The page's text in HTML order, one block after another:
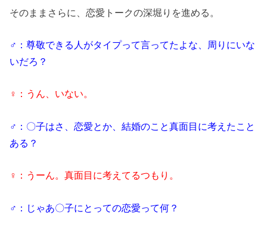
そのままさらに、恋愛トークの深堀りを進める。
♂：尊敬できる人がタイプって言ってたよな、周りにいな
いだろ？
♀：うん、いない。
♂：〇子はさ、恋愛とか、結婚のこと真面目に考えたこと
ある？
♀：うーん。真面目に考えてるつもり。
♂：じゃあ〇子にとっての恋愛って何？